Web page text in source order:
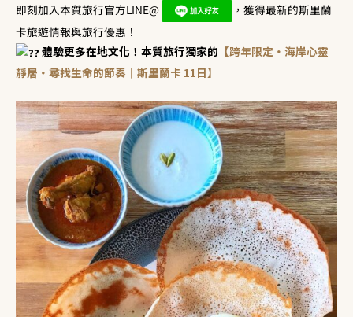
即刻加入本質旅行官方LINE@
，獲得最新的斯里蘭
卡旅遊情報與旅行優惠！
體驗更多在地文化！本質旅行獨家的 【跨年限定・海岸心靈
靜居・尋找生命的節奏｜斯里蘭卡 11日】